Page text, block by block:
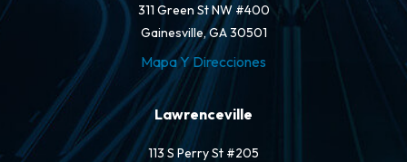
311 Green St NW #400
Gainesville, GA 30501
Mapa Y Direcciones
Lawrenceville
113 S Perry St #205